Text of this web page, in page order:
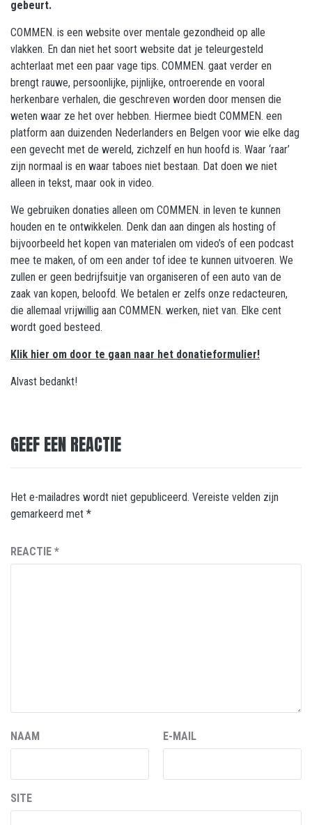
gebeurt.
COMMEN. is een website over mentale gezondheid op alle
vlakken. En dan niet het soort website dat je teleurgesteld
achterlaat met een paar vage tips. COMMEN. gaat verder en
brengt rauwe, persoonlijke, pijnlijke, ontroerende en vooral
herkenbare verhalen, die geschreven worden door mensen die
weten waar ze het over hebben. Hiermee biedt COMMEN. een
platform aan duizenden Nederlanders en Belgen voor wie elke dag
een gevecht met de wereld, zichzelf en hun hoofd is. Waar ‘raar’
zijn normaal is en waar taboes niet bestaan. Dat doen we niet
alleen in tekst, maar ook in video.
We gebruiken donaties alleen om COMMEN. in leven te kunnen
houden en te ontwikkelen. Denk dan aan dingen als hosting of
bijvoorbeeld het kopen van materialen om video’s of een podcast
mee te maken, of om een ander tof idee te kunnen uitvoeren. We
zullen er geen bedrijfsuitje van organiseren of een auto van de
zaak van kopen, beloofd. We betalen er zelfs onze redacteuren,
die allemaal vrijwillig aan COMMEN. werken, niet van. Elke cent
wordt goed besteed.
Klik hier om door te gaan naar het donatieformulier!
Alvast bedankt!
GEEF EEN REACTIE
Het e-mailadres wordt niet gepubliceerd. Vereiste velden zijn
gemarkeerd met *
REACTIE *
NAAM E-MAIL
SITE